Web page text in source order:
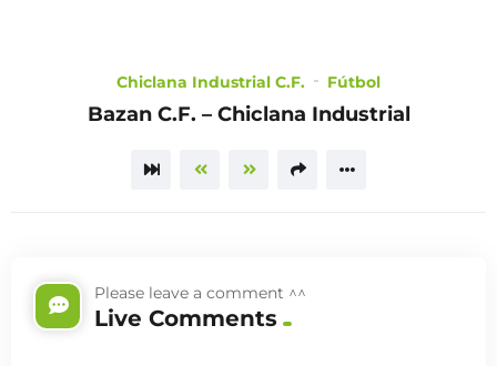
Chiclana Industrial C.F. Fútbol
Bazan C.F. – Chiclana Industrial
Please leave a comment ^^
Live Comments